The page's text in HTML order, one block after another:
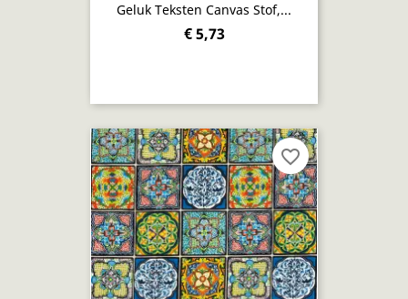
Geluk Teksten Canvas Stof,...
€ 5,73
favorite_border